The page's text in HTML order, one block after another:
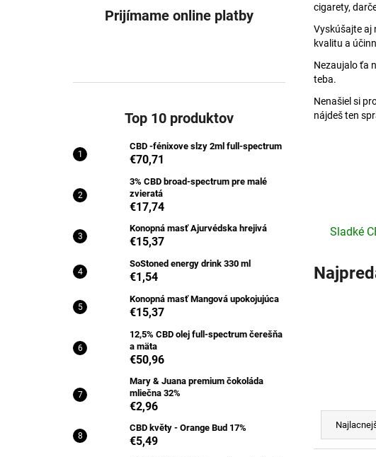
Prijímame online platby
Top 10 produktov
CBD -fénixove slzy 2ml full-spectrum
€70,71
3% CBD broad-spectrum pre malé
zvieratá
€17,74
Konopná masť Ajurvédska hrejivá
€15,37
SoStoned energy drink 330 ml
€1,54
Konopná masť Mangová upokojujúca
€15,37
12,5% CBD olej full-spectrum čerešňa
a mäta
€50,96
Mary & Juana premium čokoláda
mliečna 32%
€2,96
CBD květy - Orange Bud 17%
€5,49
cigarety,
Vyskúšajte aj
kvalitu a
Nezaujalo ťa
teba.
Nenašiel si
nájdeš ten
Sladké
R
d